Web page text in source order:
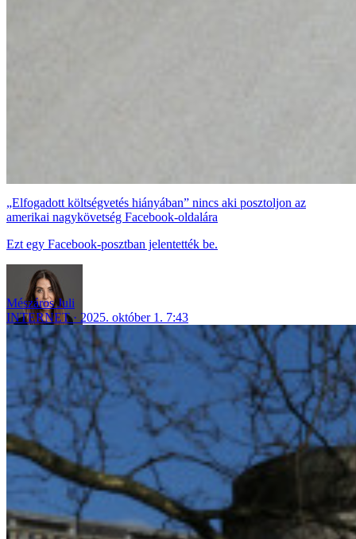
„Elfogadott költségvetés hiányában” nincs aki posztoljon az
amerikai nagykövetség Facebook-oldalára
Ezt egy Facebook-posztban jelentették be.
Mészáros Juli
INTERNET
2025. október 1. 7:43